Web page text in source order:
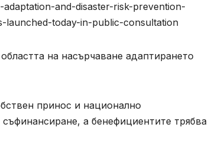
and-disaster-risk-prevention-
launched-today-in-public-consultation
на насърчаване адаптирането
принос и национално
а бенефициентите трябва